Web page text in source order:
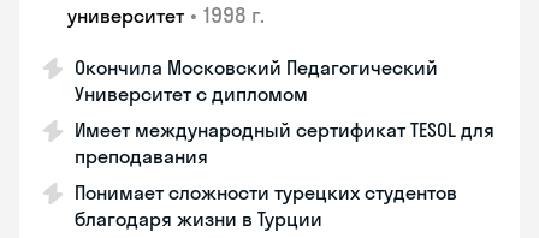
университет • 1998 г.
Окончила Московский Педагогический
Университет с дипломом
Имеет международный сертификат TESOL для
преподавания
Понимает сложности турецких студентов
благодаря жизни в Турции